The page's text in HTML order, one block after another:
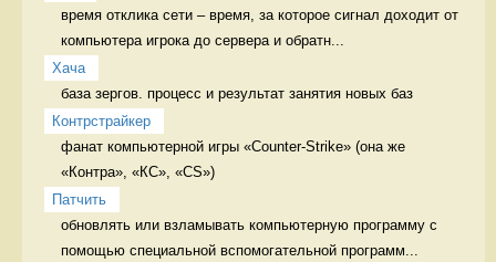
время отклика сети – время, за которое сигнал доходит от
компьютера игрока до сервера и обратн...
Хача
база зергов. процесс и результат занятия новых баз
Контрстрайкер
фанат компьютерной игры «Counter-Strike» (она же
«Контра», «КС», «CS»)
Патчить
обновлять или взламывать компьютерную программу с
помощью специальной вспомогательной программ...